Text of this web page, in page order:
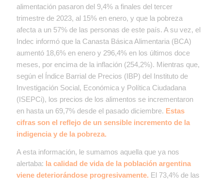
alimentación pasaron del 9,4% a finales del tercer
trimestre de 2023, al 15% en enero, y que la pobreza
afecta a un 57% de las personas de este país. A su vez, el
Indec informó que la Canasta Básica Alimentaria (BCA)
aumentó 18,6% en enero y 296,4% en los últimos doce
meses, por encima de la inflación (254,2%). Mientras que,
según el Índice Barrial de Precios (IBP) del Instituto de
Investigación Social, Económica y Política Ciudadana
(ISEPCi), los precios de los alimentos se incrementaron
en hasta un 69,7% desde el pasado diciembre. Estas
cifras son el reflejo de un sensible incremento de la
indigencia y de la pobreza.
A esta información, le sumamos aquella que ya nos
alertaba: la calidad de vida de la población argentina
viene deteriorándose progresivamente. El 73,4% de las